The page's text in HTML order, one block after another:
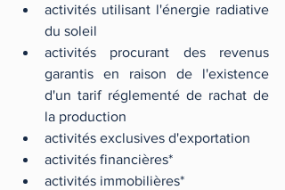
activités utilisant l'énergie radiative
du soleil
activités procurant des revenus
garantis en raison de l'existence
d'un tarif réglementé de rachat de
la production
activités exclusives d'exportation
activités financières*
activités immobilières*